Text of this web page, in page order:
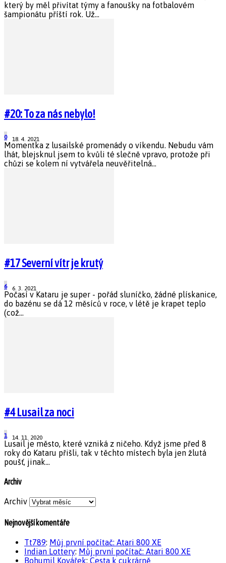
který by měl přivítat týmy a fanoušky na fotbalovém
šampionátu příští rok. Už...
#20: To za nás nebylo!
18. 4. 2021
0
Momentka z lusailské promenády o víkendu. Nebudu vám
lhát, blejsknul jsem to kvůli té slečně vpravo, protože při
chůzi se kolem ní vytvářela neuvěřitelná...
#17 Severní vítr je krutý
6. 3. 2021
6
Počasí v Kataru je super - pořád sluníčko, žádné plískanice,
do bazénu se dá 12 měsíců v roce, v létě je krapet teplo
(což...
#4 Lusail za noci
14. 11. 2020
1
Lusail je město, které vzniká z ničeho. Když jsme před 8
roky do Kataru přišli, tak v těchto místech byla jen žlutá
poušť, jinak...
Archiv
Archiv
Nejnovější komentáře
Tt789: Můj první počítač: Atari 800 XE
Indian Lottery: Můj první počítač: Atari 800 XE
Bohumil Kovářek: Cesta k cukrárně